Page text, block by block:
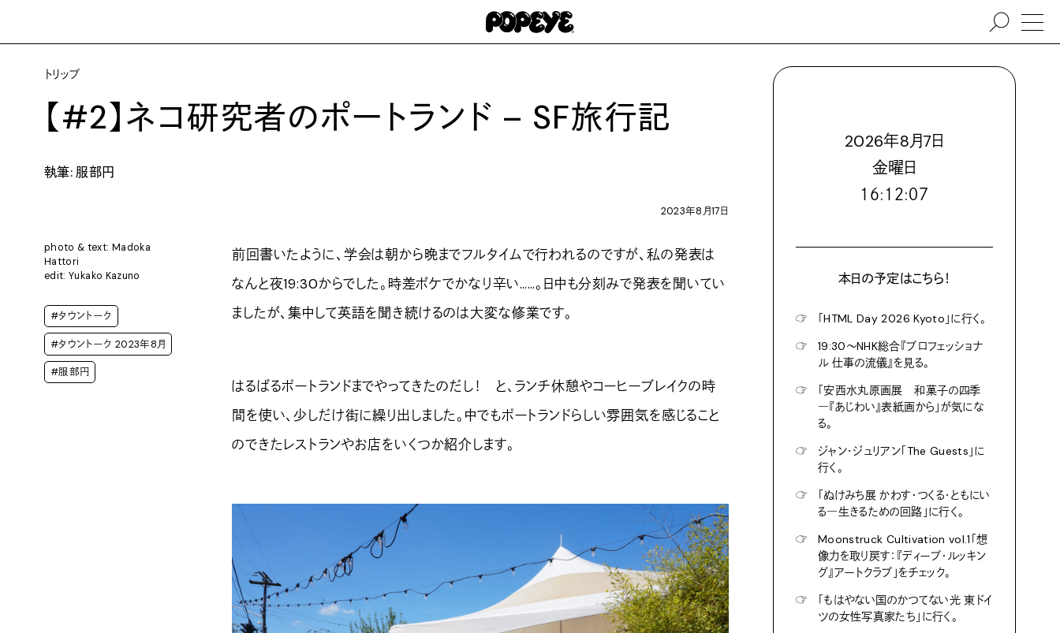
トリップ
【#2】ネコ研究者のポートランド – SF旅行記
執筆: 服部円
2023年8月17日
photo & text: Madoka
Hattori
edit: Yukako Kazuno
#タウントーク
#タウントーク 2023年8月
#服部円
前回書いたように、学会は朝から晩までフルタイムで行われるのですが、私の発表は
なんと夜19:30からでした。時差ボケでかなり辛い……。日中も分刻みで発表を聞いてい
ましたが、集中して英語を聞き続けるのは大変な修業です。
はるばるポートランドまでやってきたのだし！ と、ランチ休憩やコーヒーブレイクの時
間を使い、少しだけ街に繰り出しました。中でもポートランドらしい雰囲気を感じること
のできたレストランやお店をいくつか紹介します。
2026年8月7日
金曜日
１６:１２:０９
本日の予定はこちら！
☞
「HTML Day 2026 Kyoto」に行く。
☞
19:30〜NHK総合『プロフェッショナ
ル 仕事の流儀』を見る。
☞
「安西水丸原画展 和菓子の四季
―『あじわい』表紙画から」が気にな
る。
☞
ジャン・ジュリアン「The Guests」に
行く。
☞
「ぬけみち展 かわす・つくる・ともにい
る―生きるための回路」に行く。
☞
Moonstruck Cultivation vol.1「想
像力を取り戻す：『ディープ・ルッキン
グ』アートクラブ」をチェック。
☞
「もはやない国のかつてない光 東ドイ
ツの女性写真家たち」に行く。